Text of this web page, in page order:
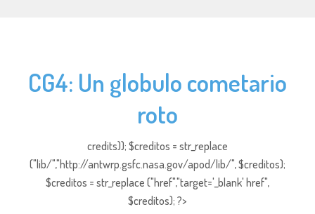
CG4: Un globulo cometario
roto
credits)); $creditos = str_replace
("lib/","http://antwrp.gsfc.nasa.gov/apod/lib/", $creditos);
$creditos = str_replace ("href","target='_blank' href",
$creditos); ?>